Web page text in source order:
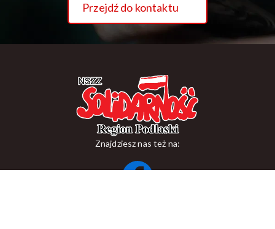
Przejdź do kontaktu
Znajdziesz nas też na: